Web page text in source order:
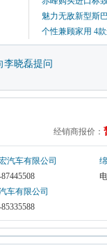
魅力无敌新型斯
个性兼顾家用 4
李晓磊提问
经销商报价：
汽车有限公司
车有限公司